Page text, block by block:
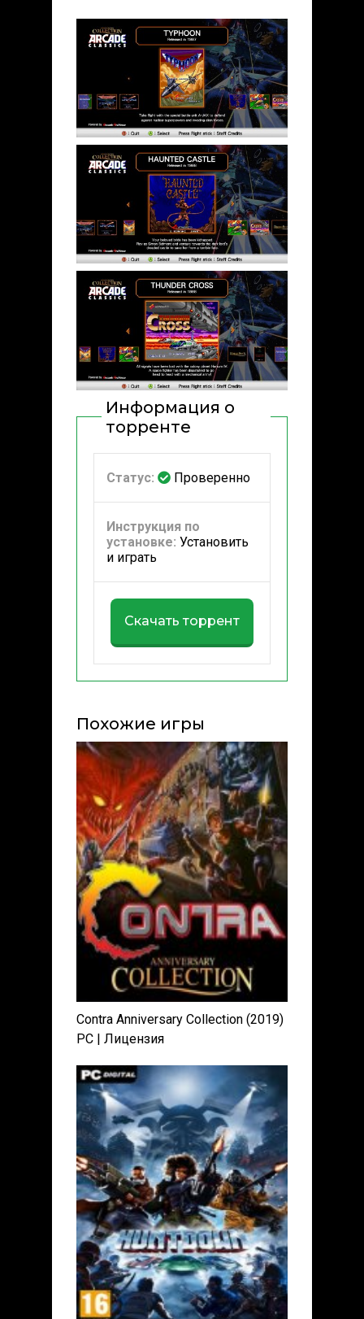
Информация о
торренте
Статус: Проверенно
Инструкция по
установке: Установить
и играть
Скачать торрент
Похожие игры
Contra Anniversary Collection (2019)
PC | Лицензия